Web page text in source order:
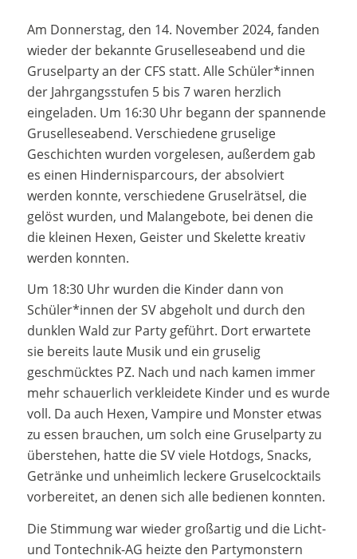
Am Donnerstag, den 14. November 2024, fanden
wieder der bekannte Gruselleseabend und die
Gruselparty an der CFS statt. Alle Schüler*innen
der Jahrgangsstufen 5 bis 7 waren herzlich
eingeladen. Um 16:30 Uhr begann der spannende
Gruselleseabend. Verschiedene gruselige
Geschichten wurden vorgelesen, außerdem gab
es einen Hindernisparcours, der absolviert
werden konnte, verschiedene Gruselrätsel, die
gelöst wurden, und Malangebote, bei denen die
die kleinen Hexen, Geister und Skelette kreativ
werden konnten.
Um 18:30 Uhr wurden die Kinder dann von
Schüler*innen der SV abgeholt und durch den
dunklen Wald zur Party geführt. Dort erwartete
sie bereits laute Musik und ein gruselig
geschmücktes PZ. Nach und nach kamen immer
mehr schauerlich verkleidete Kinder und es wurde
voll. Da auch Hexen, Vampire und Monster etwas
zu essen brauchen, um solch eine Gruselparty zu
überstehen, hatte die SV viele Hotdogs, Snacks,
Getränke und unheimlich leckere Gruselcocktails
vorbereitet, an denen sich alle bedienen konnten.
Die Stimmung war wieder großartig und die Licht-
und Tontechnik-AG heizte den Partymonstern